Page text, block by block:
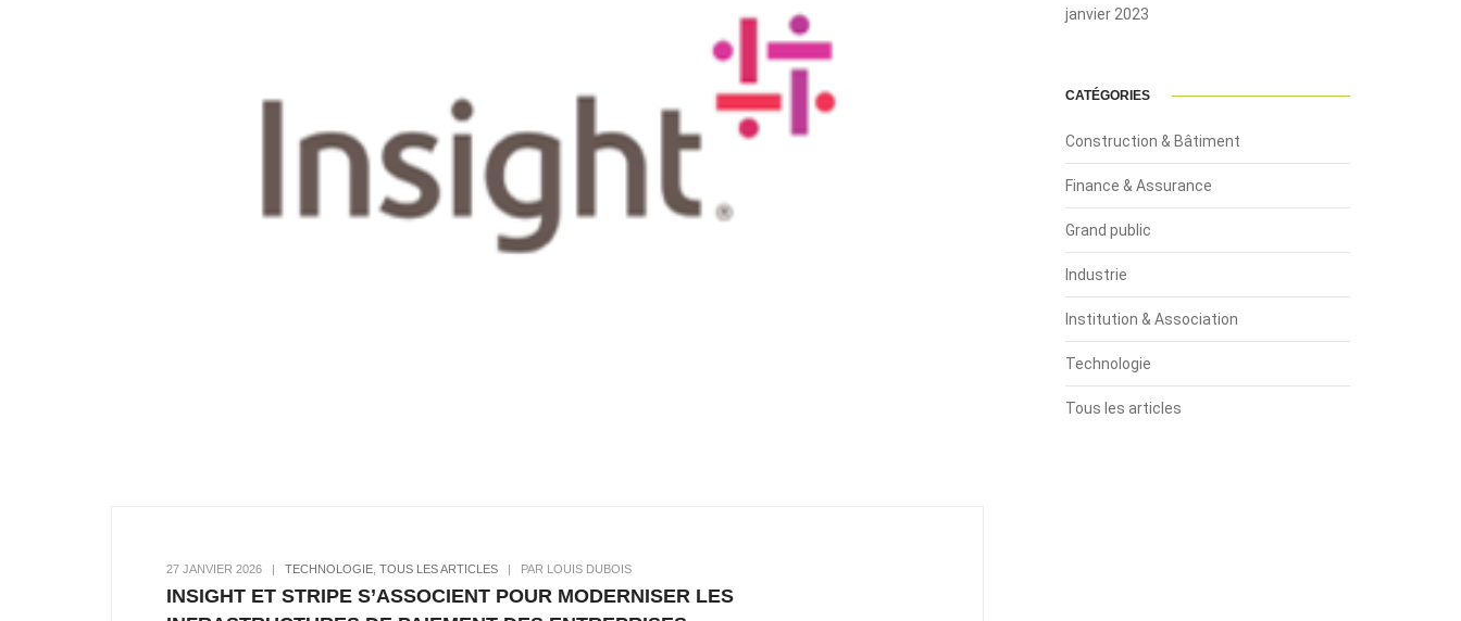
27 JANVIER 2026 | TECHNOLOGIE TOUS LES ARTICLES | PAR LOUIS DUBOIS
INSIGHT ET STRIPE S’ASSOCIENT POUR MODERNISER LES
janvier 2023
CATÉGORIES
Construction & Bâtiment
Finance & Assurance
Grand public
Industrie
Institution & Association
Technologie
Tous les articles